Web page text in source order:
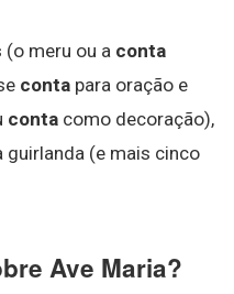
(o meru ou a conta
conta para oração e
conta como decoração),
guirlanda (e mais cinco
Ave Maria?